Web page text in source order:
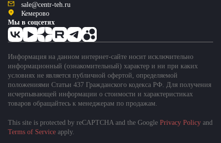
sale@centr-teh.ru
Кемерово
Мы в соцсетях
Информация на данном интернет-сайте носит исключительно
информационный (ознакомительный) характер и ни при каких
условиях не является публичной офертой, определяемой
положениями Статьи 437 Гражданского кодекса РФ. Для получения
исчерпывающей информации о стоимости и характеристиках
товаров обращайтесь к менеджерам по продажам.
This site is protected by reCAPTCHA and the Google Privacy Policy and
Terms of Service apply.